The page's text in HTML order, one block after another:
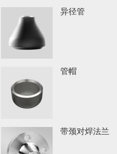
异径管
管帽
带颈对焊法兰